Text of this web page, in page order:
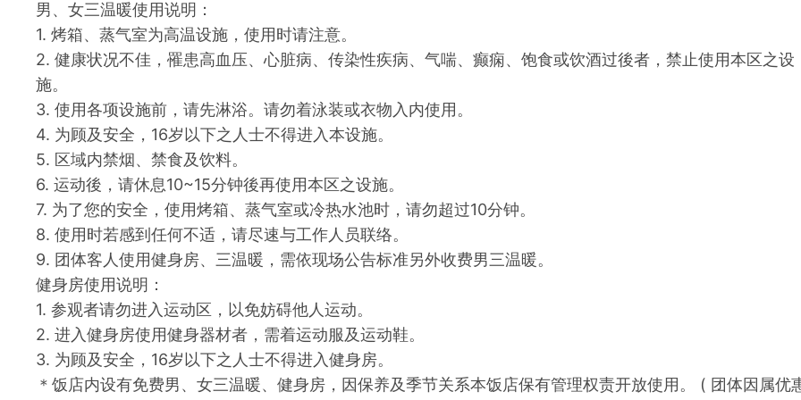
男、女三温暖使用说明：
1. 烤箱、蒸气室为高温设施，使用时请注意。
2. 健康状况不佳，罹患高血压、心脏病、传染性疾病、气喘、癫痫、饱食或饮酒过後者，禁止使用本区之设
施。
3. 使用各项设施前，请先淋浴。请勿着泳装或衣物入内使用。
4. 为顾及安全，16岁以下之人士不得进入本设施。
5. 区域内禁烟、禁食及饮料。
6. 运动後，请休息10~15分钟後再使用本区之设施。
7. 为了您的安全，使用烤箱、蒸气室或冷热水池时，请勿超过10分钟。
8. 使用时若感到任何不适，请尽速与工作人员联络。
9. 团体客人使用健身房、三温暖，需依现场公告标准另外收费男三温暖。
健身房使用说明：
1. 参观者请勿进入运动区，以免妨碍他人运动。
2. 进入健身房使用健身器材者，需着运动服及运动鞋。
3. 为顾及安全，16岁以下之人士不得进入健身房。
＊饭店内设有免费男、女三温暖、健身房，因保养及季节关系本饭店保有管理权责开放使用。 ( 团体因属优